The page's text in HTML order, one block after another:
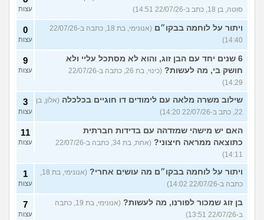
סוטה, בן 18, כתב ב-22/07/26 14:51)
עצות
ויתור על לוחמה בבקו״ם
(אנונימי, בת 18, כתבה ב-22/07/26
14:40)
0
עצות
6 שנים יחד עם הבן זוג, והוא לא מסתכל עליי ולא
חושק בי, מה לעשות?
(כינוי, בת 26, כתבה ב-22/07/26
14:29)
9
עצות
שילוב משרה מלאה עם לימודים דו חוגיים בכלכלה (אלון, בן
22, כתב ב-22/07/26 14:20)
3
עצות
האם יש מישהי שמזדהה עם בדידות חברתית
כתוצאה ממראה חיצוני?
(אחת, בת 34, כתבה ב-22/07/26
14:11)
11
עצות
ויתור על לוחמה בבקו״ם מה עושים אחרי?
(אנונימי, בת 18,
כתבה ב-22/07/26 14:02)
1
עצות
בן זוג שמכור לפורנו, מה לעשות?
(אנונימי, בת 19, כתבה
ב-22/07/26 13:51)
7
עצות